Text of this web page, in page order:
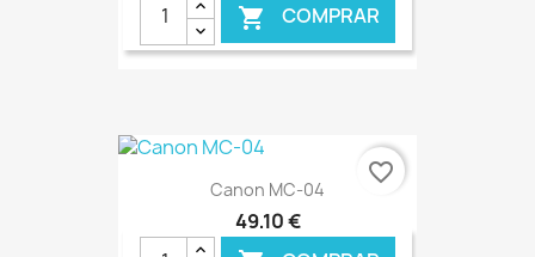
 COMPRAR
€ ONLINE
Canon MC-04
49,10 €
favorite_border